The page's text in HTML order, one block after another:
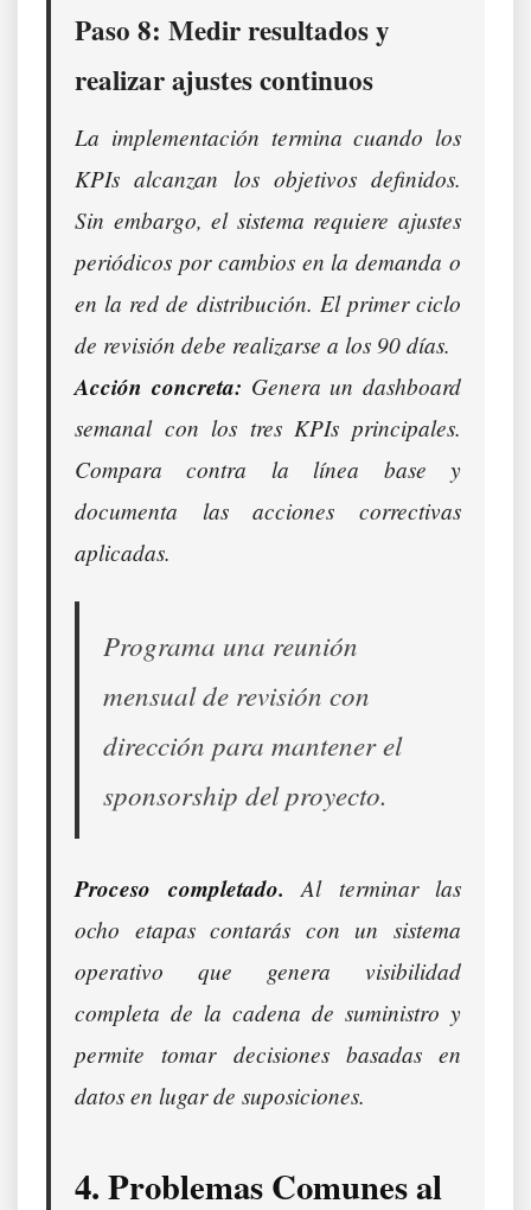
Paso 8: Medir resultados y
realizar ajustes continuos
La implementación termina cuando los
KPIs alcanzan los objetivos definidos.
Sin embargo, el sistema requiere ajustes
periódicos por cambios en la demanda o
en la red de distribución. El primer ciclo
de revisión debe realizarse a los 90 días.
Acción concreta: Genera un dashboard
semanal con los tres KPIs principales.
Compara contra la línea base y
documenta las acciones correctivas
aplicadas.
Programa una reunión
mensual de revisión con
dirección para mantener el
sponsorship del proyecto.
Proceso completado. Al terminar las
ocho etapas contarás con un sistema
operativo que genera visibilidad
completa de la cadena de suministro y
permite tomar decisiones basadas en
datos en lugar de suposiciones.
4. Problemas Comunes al